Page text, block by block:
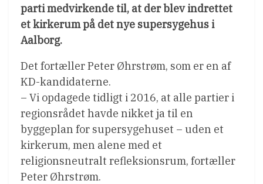
parti medvirkende til, at der blev indrettet
et kirkerum på det nye supersygehus i
Aalborg.
Det fortæller Peter Øhrstrøm, som er en af
KD-kandidaterne.
– Vi opdagede tidligt i 2016, at alle partier i
regionsrådet havde nikket ja til en
byggeplan for supersygehuset – uden et
kirkerum, men alene med et
religionsneutralt refleksionsrum, fortæller
Peter Øhrstrøm.